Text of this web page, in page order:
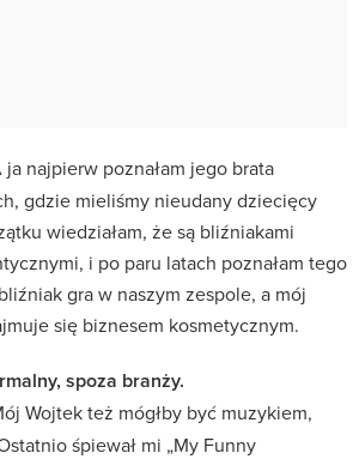
ja najpierw poznałam jego brata
gdzie mieliśmy nieudany dziecięcy
wiedziałam, że są bliźniakami
i po paru latach poznałam tego
gra w naszym zespole, a mój
się biznesem kosmetycznym.
spoza branży.
Wojtek też mógłby być muzykiem,
śpiewał mi „My Funny